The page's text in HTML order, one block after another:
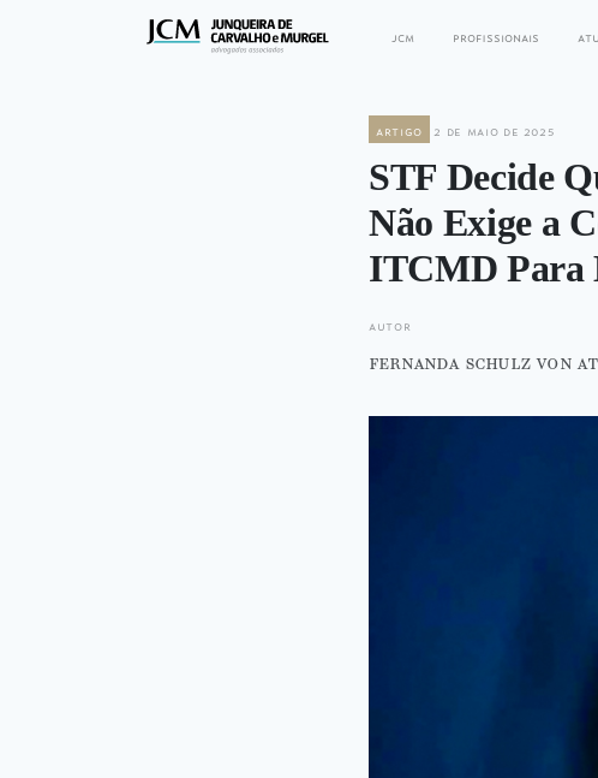
jcm profissionais
artigo 2 de maio de 2025
STF Decide
Não Exige a
ITCMD Para
autor
fernanda schulz von